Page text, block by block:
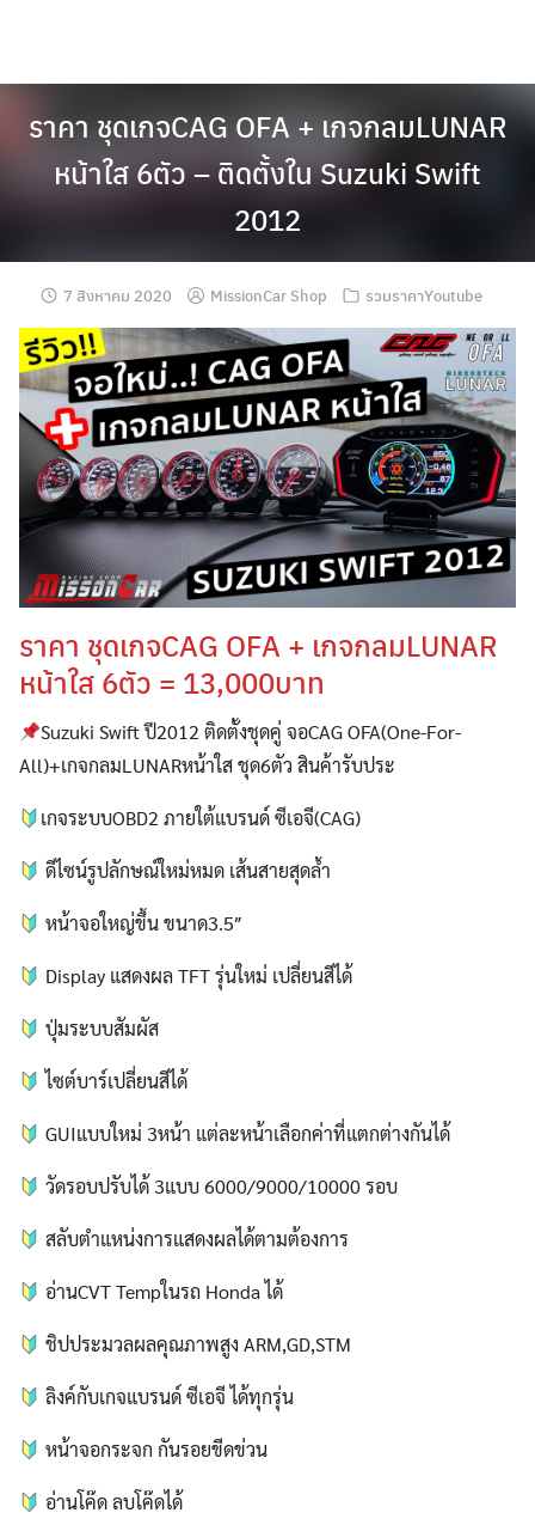
ราคา ชุดเกจCAG OFA + เกจกลมLUNAR
หน้าใส 6ตัว – ติดตั้งใน Suzuki Swift
2012
7 สิงหาคม 2020 MissionCar Shop รวมราคาYoutube
ราคา ชุดเกจCAG OFA + เกจกลมLUNAR
หน้าใส 6ตัว = 13,000บาท
Suzuki Swift ปี2012 ติดตั้งชุดคู่ จอCAG OFA(One-For-
All)+เกจกลมLUNARหน้าใส ชุด6ตัว สินค้ารับประ
เกจระบบOBD2 ภายใต้แบรนด์ ซีเอจี(CAG)
ดีไซน์รูปลักษณ์ใหม่หมด เส้นสายสุดล้ำ
หน้าจอใหญ่ขึ้น ขนาด3.5″
Display แสดงผล TFT รุ่นใหม่ เปลี่ยนสีได้
ปุ่มระบบสัมผัส
ไซต์บาร์เปลี่ยนสีได้
GUIแบบใหม่ 3หน้า แต่ละหน้าเลือกค่าที่แตกต่างกันได้
วัดรอบปรับได้ 3แบบ 6000/9000/10000 รอบ
สลับตำแหน่งการแสดงผลได้ตามต้องการ
อ่านCVT Tempในรถ Honda ได้
ชิปประมวลผลคุณภาพสูง ARM,GD,STM
ลิงค์กับเกจแบรนด์ ซีเอจี ได้ทุกรุ่น
หน้าจอกระจก กันรอยขีดข่วน
อ่านโค๊ด ลบโค๊ดได้